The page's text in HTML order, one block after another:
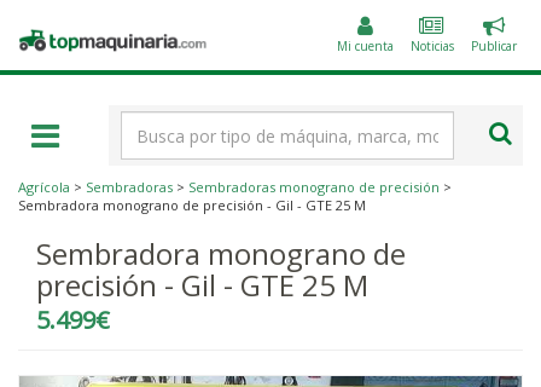
Topmaquinaria.com Mi cuenta Noticias
un
Publicar
Agrícola > Sembradoras > Sembradoras monograno de precisión >
Sembradora monograno de precisión - Gil - GTE 25 M
Sembradora monograno de
precisión - Gil - GTE 25 M
5.499€